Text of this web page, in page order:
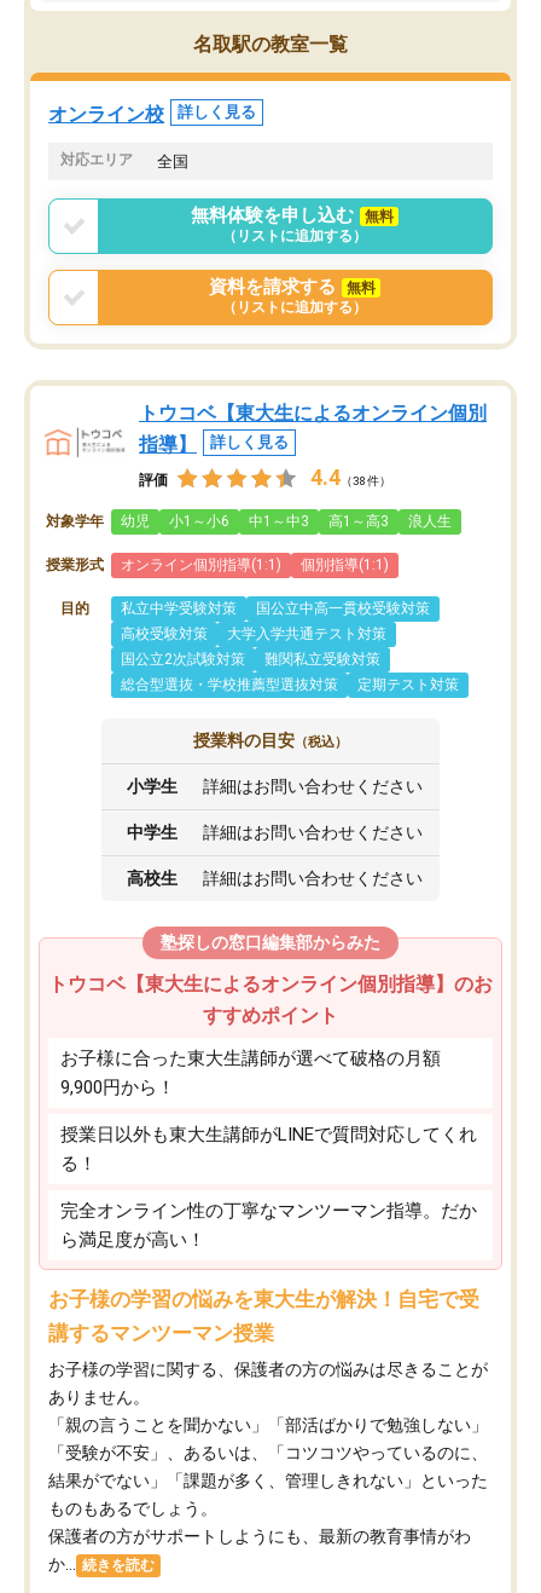
であるので無料の週末教室を使用しな
がら頑張って欲しいと思います！
名取駅の教室一覧
オンライン校 詳しく見る
対応エリア 全国
無料体験を申し込む
無料
（リストに追加する）
資料を請求する
無料
（リストに追加する）
トウコベ【東大生によるオンライン個別
指導】
詳しく見る
評価 4.4 （38件）
対象学年 幼児 小1～小6 中1～中3 高1～高3 浪人生
授業形式 オンライン個別指導(1:1) 個別指導(1:1)
目的 私立中学受験対策
国公立中高一貫校受験対策
高校受験対策
大学入学共通テスト対策
国公立2次試験対策
難関私立受験対策
総合型選抜・学校推薦型選抜対策
定期テスト対策
授業料の目安 （税込）
小学生 詳細はお問い合わせください
中学生 詳細はお問い合わせください
高校生 詳細はお問い合わせください
塾探しの窓口編集部からみた
トウコベ【東大生によるオンライン個別指導】のお
すすめポイント
お子様に合った東大生講師が選べて破格の月額
9,900円から！
授業日以外も東大生講師がLINEで質問対応してくれ
る！
完全オンライン性の丁寧なマンツーマン指導。だか
ら満足度が高い！
お子様の学習の悩みを東大生が解決！自宅で受
講するマンツーマン授業
お子様の学習に関する、保護者の方の悩みは尽きることが
ありません。
「親の言うことを聞かない」「部活ばかりで勉強しない」
「受験が不安」、あるいは、「コツコツやっているのに、
結果がでない」「課題が多く、管理しきれない」といった
ものもあるでしょう。
保護者の方がサポートしようにも、最新の教育事情がわ
か...
続きを読む